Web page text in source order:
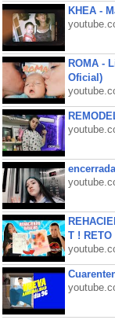
KHEA -
ROMA -
Oficial)
T ! RETO